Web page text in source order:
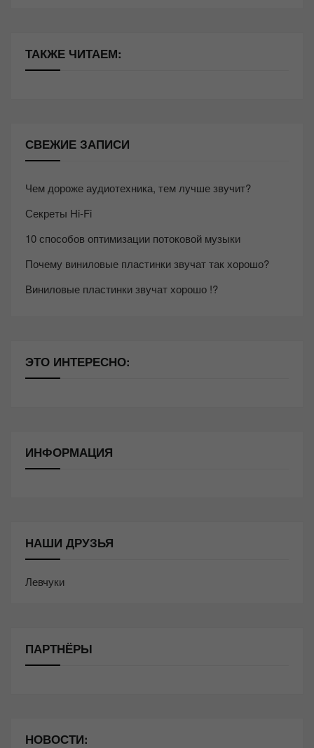
ТАКЖЕ ЧИТАЕМ:
СВЕЖИЕ ЗАПИСИ
Чем дороже аудиотехника, тем лучше звучит?
Секреты Hi-Fi
10 способов оптимизации потоковой музыки
Почему виниловые пластинки звучат так хорошо?
Виниловые пластинки звучат хорошо !?
ЭТО ИНТЕРЕСНО:
ИНФОРМАЦИЯ
НАШИ ДРУЗЬЯ
Левчуки
ПАРТНЁРЫ
НОВОСТИ: